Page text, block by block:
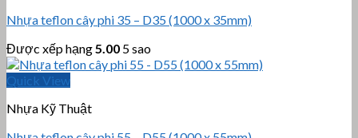
Nhựa teflon cây phi 35 – D35 (1000 x 35mm)
Được xếp hạng5.00 5 sao
Quick View
Nhựa Kỹ Thuật